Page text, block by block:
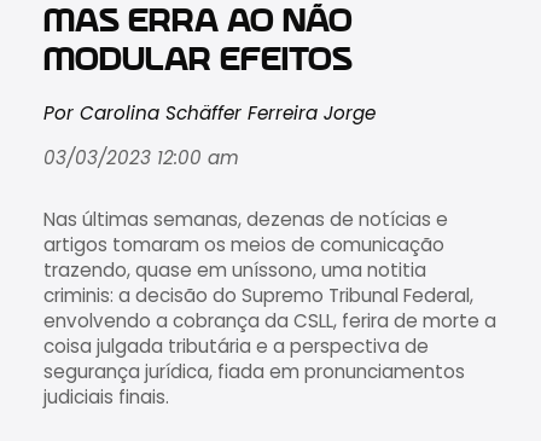
MAS ERRA AO NÃO
MODULAR EFEITOS
Por Carolina Schäffer Ferreira Jorge
03/03/2023 12:00 am
Nas últimas semanas, dezenas de notícias e
artigos tomaram os meios de comunicação
trazendo, quase em uníssono, uma notitia
criminis: a decisão do Supremo Tribunal Federal,
envolvendo a cobrança da CSLL, ferira de morte a
coisa julgada tributária e a perspectiva de
segurança jurídica, fiada em pronunciamentos
judiciais finais.